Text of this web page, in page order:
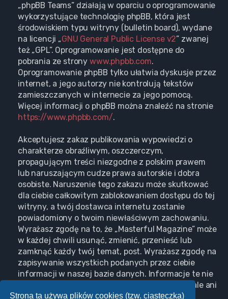
Strona ta używa plików cookies (tzw. ciasteczka)
„phpBB Teams” działają w oparciu o oprogramowanie
wykorzystujące technologię phpBB, która jest
środowiskiem typu witryny (bulletin board), wydane
na licencji „GNU General Public License v2” zwanej
też „GPL”. Oprogramowanie jest dostępne do
pobrania ze strony www.phpbb.com.
Oprogramowanie phpBB tylko ułatwia dyskusje przez
internet, a jego autorzy nie kontrolują tekstów
zamieszczanych w internecie za jego pomocą.
Więcej informacji o phpBB można znaleźć na stronie
https://www.phpbb.com/.
Akceptujesz zakaz publikowania wypowiedzi o
charakterze obraźliwym, oszczerczym,
propagującym treści niezgodne z polskim prawem
lub naruszającym cudze prawa autorskie i dobra
osobiste. Naruszenie tego zakazu może skutkować
dla ciebie całkowitym zablokowaniem dostępu do tej
witryny, a twój dostawca internetu zostanie
powiadomiony o twoim niewłaściwym zachowaniu.
Wyrażasz zgodę na to, że „Masterful Magazine” może
w każdej chwili usunąć, zmienić, przenieść lub
zamknąć każdy twój temat, post. Wyrażasz zgodę na
zapisywanie wszystkich podanych przez ciebie
informacji w naszej bazie danych. Informacje te nie
będą przekazywane nikomu bez twojej zgody, ale ani
„Masterful Magazine”, ani phpBB nie ponosi